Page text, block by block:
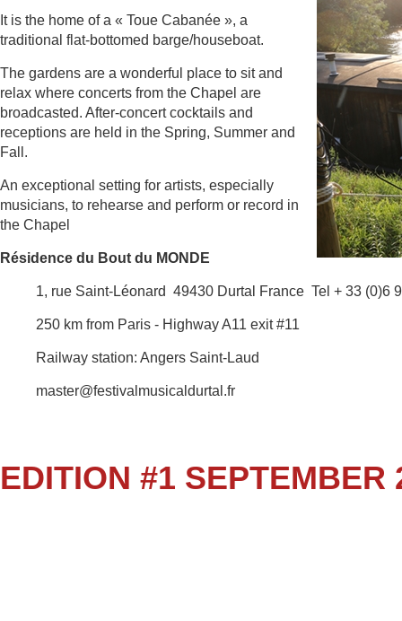
It is the home of a « Toue Cabanée », a
traditional flat-bottomed barge/houseboat.
The gardens are a wonderful place to sit and
relax where concerts from the Chapel are
broadcasted. After-concert cocktails and
receptions are held in the Spring, Summer and
Fall.
An exceptional setting for artists, especially
musicians, to rehearse and perform or record in
the Chapel
Résidence du Bout du MONDE
1, rue Saint-Léonard 49430 Durtal France Tel + 33 (0)6
250 km from Paris - Highway A11 exit #11
Railway station: Angers Saint-Laud
master@festivalmusicaldurtal.fr
EDITION #1 SEPTEMBER